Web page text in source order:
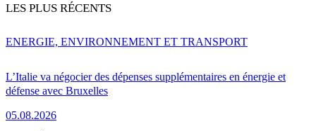
LES PLUS RÉCENTS
L’Italie va négocier des dépenses supplémentaires en énergie et
défense avec Bruxelles
05.08.2026
ENERGIE, ENVIRONNEMENT ET TRANSPORT